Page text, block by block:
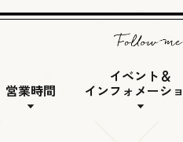
営業時間
イベント＆
インフォメーシ